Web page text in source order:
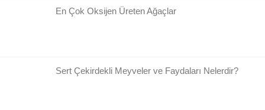
En Çok Oksijen Üreten Ağaçlar
Sert Çekirdekli Meyveler ve Faydaları Nelerdir?